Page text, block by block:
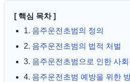
[ 핵심 목차 ]
1. 음주운전초범의 정의
2. 음주운전초범의 법적 처벌
3. 음주운전초범으로 인한 사
4. 음주운전초범 예방을 위한